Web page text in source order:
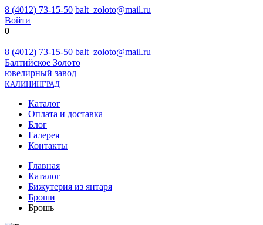
8 (4012) 73-15-50 balt_zoloto@mail.ru
Войти
0
8 (4012) 73-15-50 balt_zoloto@mail.ru
Балтийское Золото
ювелирный завод
КАЛИНИНГРАД
Каталог
Оплата и доставка
Блог
Галерея
Контакты
Главная
Каталог
Бижутерия из янтаря
Броши
Брошь